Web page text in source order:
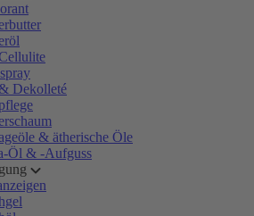
Dekolleté
& ätherische Öle
Öl & -Aufguss